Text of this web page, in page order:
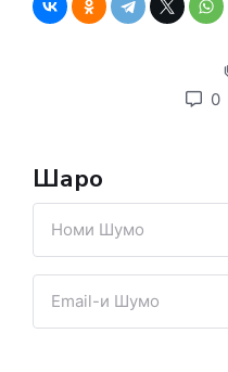
0
Шарҳҳо